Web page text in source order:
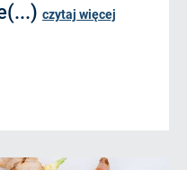
czytaj więcej